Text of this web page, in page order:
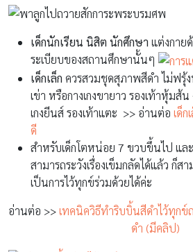
เด็กนักเรียน นิสิต นักศึกษา แต่งกาย
ระเบียบของสถานศึกษานั้นๆ
เด็กเล็ก ควรสวมชุดสุภาพสีดำ ไม่ฟรุ้
เข่า หรือกางเกงขายาว รองเท้าหุ้มส้น
เกงยีนส์ รองเท้าแตะ >> อ่านต่อ เด็ก
ดี
สำหรับเด็กโตหน่อย 7 ขวบขึ้นไป แล
สามารถระวังเรื่องเข็มกลัดได้แล้ว ก็
เป็นการไว้ทุกข์ร่วมด้วยได้ค่ะ
อ่านต่อ >>เทคนิควิธีทำริบบิ้นสีดำไว้ทุกข์
ดำ (มีคลิป)